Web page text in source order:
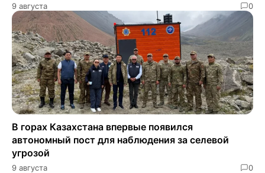
9 августа 0
В горах Казахстана впервые появился
автономный пост для наблюдения за селевой
угрозой
9 августа 0